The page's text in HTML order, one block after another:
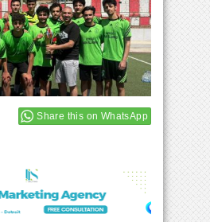
Share this on WhatsApp